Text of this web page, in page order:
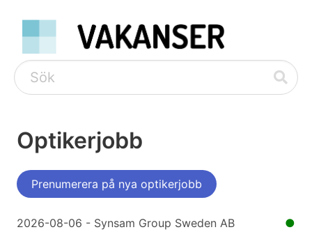
Optikerjobb
Prenumerera på nya optikerjobb
●
2026-08-06 - Synsam Group Sweden AB